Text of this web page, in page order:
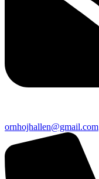
ornhojhallen@gmail.com